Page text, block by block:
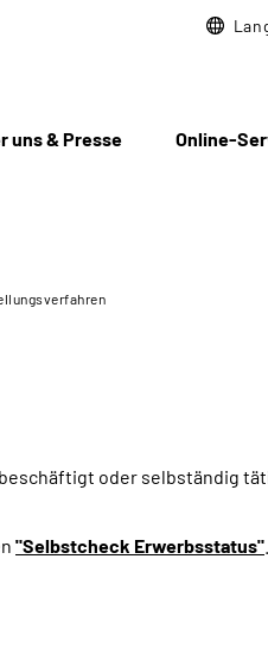
uns & Presse Online-
oder selbständig
"Selbstcheck Erwerbsstatus"